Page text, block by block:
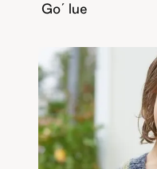
Go´lue